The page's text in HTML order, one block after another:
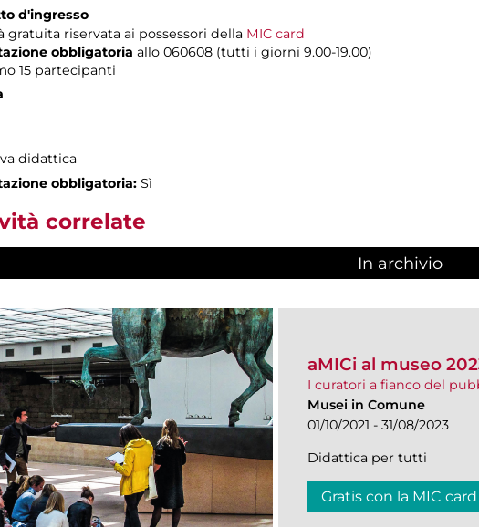
d'ingresso
gratuita riservata ai possessori della MIC card
obbligatoria allo 060608 (tutti i giorni 9.00-19.00)
15 partecipanti
didattica
obbligatoria: Sì
correlate
In archivio
aMICi al museo
I curatori a fianco del
Musei in Comune
01/10/2021 - 31/08/2023
Didattica per tutti
Gratis con la MIC card